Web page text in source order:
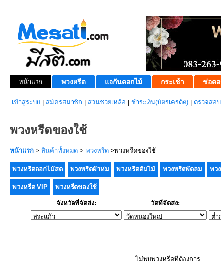
หน้าแรก พวงหรีด แจกันดอกไม้ กระเช้า ช่อดอ
เข้าสู่ระบบ สมัครสมาชิก ส่วนช่วยเหลือ ชำระเงิน(บัตรเครดิต) ตรวจสอ
พวงหรีดของใช้
หน้าแรก > สินค้าทั้งหมด > พวงหรีด >พวงหรีดของใช้
พวงหรีดดอกไม้สด พวงหรีดผ้าห่ม พวงหรีดต้นไม้ พวงหรีดพัดลม พว
พวงหรีด VIP พวงหรีดของใช้
จังหวัดที่จัดส่ง: วัดที่จัดส่ง:
ไม่พบพวงหรีดที่ต้องการ